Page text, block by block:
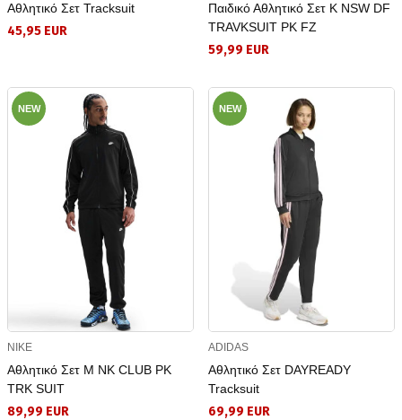
Αθλητικό Σετ Tracksuit
45,95 EUR
Παιδικό Αθλητικό Σετ K NSW DF
TRAVKSUIT PK FZ
59,99 EUR
NEW
NIKE
Αθλητικό Σετ M NK CLUB PK
TRK SUIT
89,99 EUR
NEW
ADIDAS
Αθλητικό Σετ DAYREADY
Tracksuit
69,99 EUR